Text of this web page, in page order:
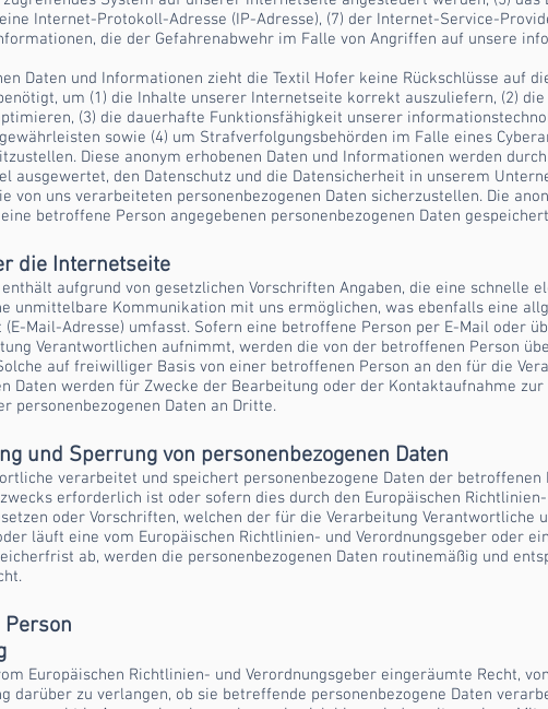
Internet-Protokoll-Adresse (IP-Adresse), (7) der Internet-Service-
die der Gefahrenabwehr im Falle von Angriffen auf unsere
Daten und Informationen zieht die Textil Hofer keine Rückschlüsse auf
um (1) die Inhalte unserer Internetseite korrekt auszuliefern, (2)
(3) die dauerhafte Funktionsfähigkeit unserer
sowie (4) um Strafverfolgungsbehörden im Falle eines
Diese anonym erhobenen Daten und Informationen werden
ausgewertet, den Datenschutz und die Datensicherheit in unserem
von uns verarbeiteten personenbezogenen Daten sicherzustellen. Die
betroffene Person angegebenen personenbezogenen Daten
die Internetseite
aufgrund von gesetzlichen Vorschriften Angaben, die eine schnelle
unmittelbare Kommunikation mit uns ermöglichen, was ebenfalls eine
Mail-Adresse) umfasst. Sofern eine betroffene Person per E-Mail oder
Verantwortlichen aufnimmt, werden die von der betroffenen Person
auf freiwilliger Basis von einer betroffenen Person an den für die
Daten werden für Zwecke der Bearbeitung oder der Kontaktaufnahme
personenbezogenen Daten an Dritte.
und Sperrung von personenbezogenen Daten
verarbeitet und speichert personenbezogene Daten der
erforderlich ist oder sofern dies durch den Europäischen
oder Vorschriften, welchen der für die Verarbeitung Verantwortliche
läuft eine vom Europäischen Richtlinien- und Verordnungsgeber oder
ab, werden die personenbezogenen Daten routinemäßig und
Europäischen Richtlinien- und Verordnungsgeber eingeräumte Recht,
darüber zu verlangen, ob sie betreffende personenbezogene Daten